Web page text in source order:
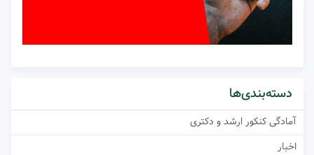
دسته‌بندی‌ها
آمادگی کنکور ارشد و دکتری
اخبار